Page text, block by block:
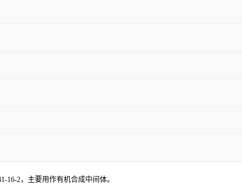
16-2，主要用作有机合成中间体。